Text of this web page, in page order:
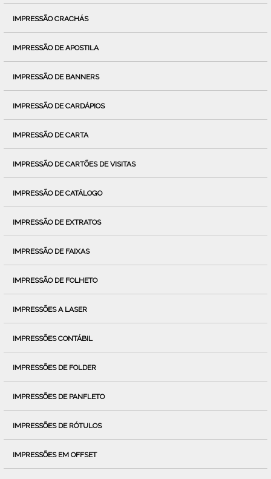
IMPRESSÃO CRACHÁS
IMPRESSÃO DE APOSTILA
IMPRESSÃO DE BANNERS
IMPRESSÃO DE CARDÁPIOS
IMPRESSÃO DE CARTA
IMPRESSÃO DE CARTÕES DE VISITAS
IMPRESSÃO DE CATÁLOGO
IMPRESSÃO DE EXTRATOS
IMPRESSÃO DE FAIXAS
IMPRESSÃO DE FOLHETO
IMPRESSÕES A LASER
IMPRESSÕES CONTÁBIL
IMPRESSÕES DE FOLDER
IMPRESSÕES DE PANFLETO
IMPRESSÕES DE RÓTULOS
IMPRESSÕES EM OFFSET